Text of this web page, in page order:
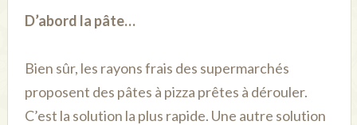
D’abord la pâte…
Bien sûr, les rayons frais des supermarchés
proposent des pâtes à pizza prêtes à dérouler.
C’est la solution la plus rapide. Une autre solution